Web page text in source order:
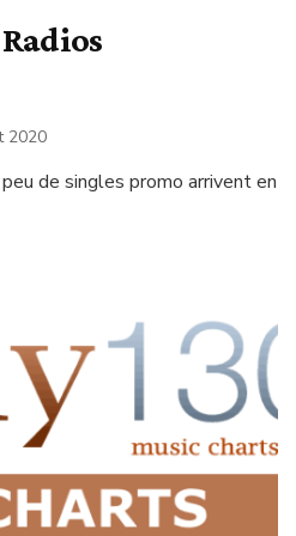
2020
de singles promo arrivent en